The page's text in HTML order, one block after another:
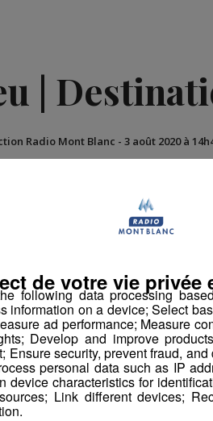
|
Radio Mont Blanc - 3 août 2020 à
following data processing
information on a device; Select
ad performance; Measure
Develop and improve
Ensure security, prevent fraud,
personal data such as IP
device characteristics for
Link different devices;
de votre vie